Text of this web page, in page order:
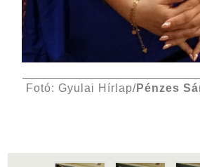
Fotó: Gyulai Hírlap/Pénzes